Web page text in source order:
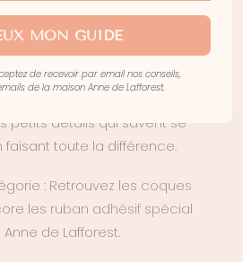
pleinement de votre
détourner l’attention de
participe aussi à l’élégance,
petits détails qui savent se
faisant toute la différence.
: Retrouvez les coques
les ruban adhésif spécial
de Lafforest.
MON GUIDE
de recevoir par email nos conseils,
de la maison Anne de Lafforest.